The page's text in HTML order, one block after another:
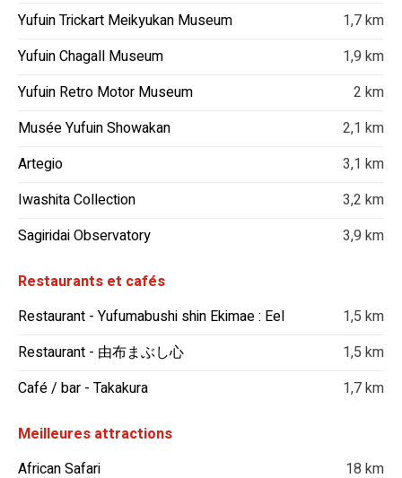
Yufuin Trickart Meikyukan Museum
1,7 km
Yufuin Chagall Museum
1,9 km
Yufuin Retro Motor Museum
2 km
Musée Yufuin Showakan
2,1 km
Artegio
3,1 km
Iwashita Collection
3,2 km
Sagiridai Observatory
3,9 km
Restaurants et cafés
Restaurant - Yufumabushi shin Ekimae : Eel
1,5 km
Restaurant - 由布まぶし心
1,5 km
Café / bar - Takakura
1,7 km
Meilleures attractions
African Safari
18 km